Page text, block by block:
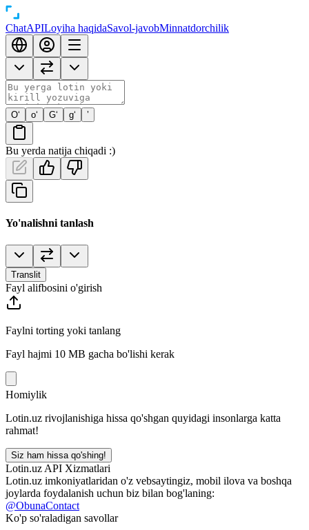
ChatAPILoyiha haqidaSavol-javobMinnatdorchilik
O‘ o‘ G‘ g‘ ’
Bu yerda natija chiqadi :)
Yo'nalishni tanlash
Translit
Fayl alifbosini o'girish
Faylni torting yoki tanlang
Fayl hajmi 10 MB gacha bo'lishi kerak
Homiylik
Lotin.uz rivojlanishiga hissa qo'shgan quyidagi insonlarga katta
rahmat!
Siz ham hissa qo'shing!
Lotin.uz API Xizmatlari
Lotin.uz imkoniyatlaridan o'z vebsaytingiz, mobil ilova va boshqa
joylarda foydalanish uchun biz bilan bog'laning:
@ObunaContact
Ko'p so'raladigan savollar